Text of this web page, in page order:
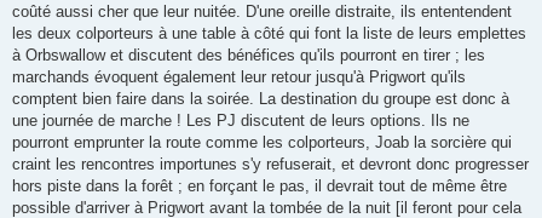
coûté aussi cher que leur nuitée. D'une oreille distraite, ils ententendent
les deux colporteurs à une table à côté qui font la liste de leurs emplettes
à Orbswallow et discutent des bénéfices qu'ils pourront en tirer ; les
marchands évoquent également leur retour jusqu'à Prigwort qu'ils
comptent bien faire dans la soirée. La destination du groupe est donc à
une journée de marche ! Les PJ discutent de leurs options. Ils ne
pourront emprunter la route comme les colporteurs, Joab la sorcière qui
craint les rencontres importunes s'y refuserait, et devront donc progresser
hors piste dans la forêt ; en forçant le pas, il devrait tout de même être
possible d'arriver à Prigwort avant la tombée de la nuit [il feront pour cela